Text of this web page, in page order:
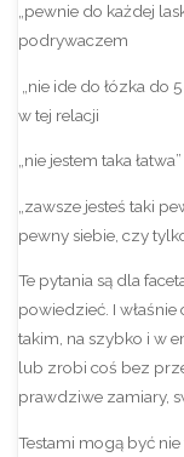
„pewnie do każdej
podrywaczem
„nie ide do łózka do
w tej relacji
„nie jestem taka
„zawsze jesteś taki
pewny siebie, czy
Te pytania są dla
powiedzieć. I
takim, na szybko i w
lub zrobi coś bez
prawdziwe zamiary,
Testami mogą być nie